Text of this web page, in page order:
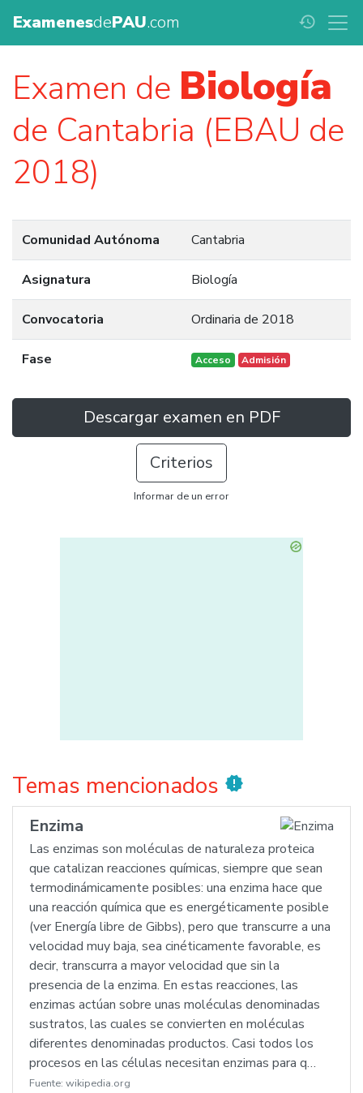
ExamenesdePAU.com history
Examen de Biología
de Cantabria (EBAU de
2018)
Comunidad Autónoma Cantabria
Asignatura Biología
Convocatoria Ordinaria de 2018
Fase Acceso Admisión
Descargar examen en PDF
Criterios
Informar de un error
Temas mencionados new_releases
Enzima
Las enzimas son moléculas de naturaleza proteica
que catalizan reacciones químicas, siempre que sean
termodinámicamente posibles: una enzima hace que
una reacción química que es energéticamente posible
(ver Energía libre de Gibbs), pero que transcurre a una
velocidad muy baja, sea cinéticamente favorable, es
decir, transcurra a mayor velocidad que sin la
presencia de la enzima. En estas reacciones, las
enzimas actúan sobre unas moléculas denominadas
sustratos, las cuales se convierten en moléculas
diferentes denominadas productos. Casi todos los
procesos en las células necesitan enzimas para q…
Fuente: wikipedia.org